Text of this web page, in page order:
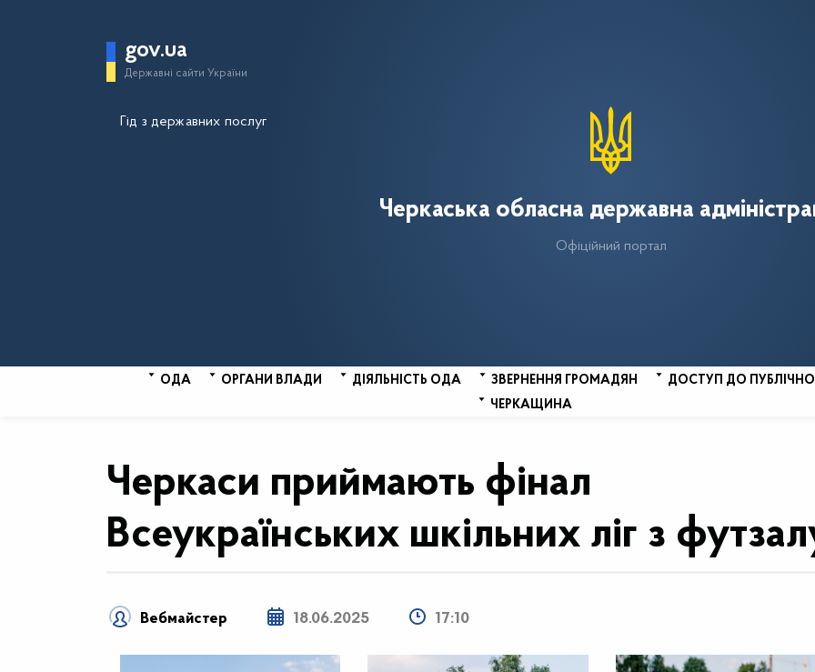
gov.ua
Державні сайти України
Гід з державних послуг
Черкаська обласна державна
Офіційний портал
ОДА ОРГАНИ ВЛАДИ ДІЯЛЬНІСТЬ ОДА ЗВЕРНЕННЯ ГРОМАДЯН
ДОСТУП ДО
ЧЕРКАЩИНА
Черкаси приймають фінал
Всеукраїнських шкільних ліг з
Вебмайстер 18.06.2025 17:10